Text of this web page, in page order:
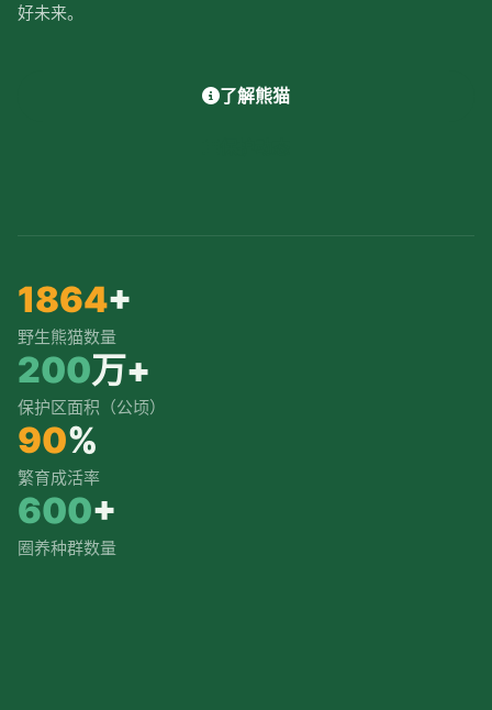
好未来。
了解熊猫
1864+
野生熊猫数量
200万+
保护区面积（公顷）
90%
繁育成活率
600+
圈养种群数量